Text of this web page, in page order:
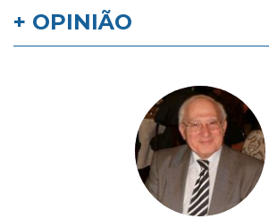
+ OPINIÃO